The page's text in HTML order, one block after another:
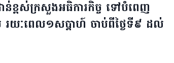
ន់ខ្ពស់ក្រសួងអធិការកិច្ច ទៅបំពេញ
រយៈពេល១សប្តាហ៍ ចាប់ពីថ្ងៃទី៩ ដល់